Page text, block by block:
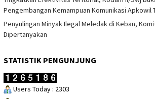
Pengembangan Kemampuan Komunikasi Apkowil
Penyulingan Minyak Ilegal Meledak di Keban,
Dipertanyakan
STATISTIK PENGUNJUNG
Users Today : 2303